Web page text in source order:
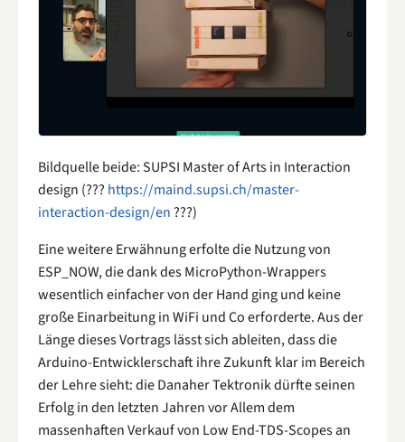
Bildquelle beide: SUPSI Master of Arts in Interaction
design (??? https://maind.supsi.ch/master-
interaction-design/en???)
Eine weitere Erwähnung erfolte die Nutzung von
ESP_NOW, die dank des MicroPython-Wrappers
wesentlich einfacher von der Hand ging und keine
große Einarbeitung in WiFi und Co erforderte. Aus der
Länge dieses Vortrags lässt sich ableiten, dass die
Arduino-Entwicklerschaft ihre Zukunft klar im Bereich
der Lehre sieht: die Danaher Tektronik dürfte seinen
Erfolg in den letzten Jahren vor Allem dem
massenhaften Verkauf von Low End-TDS-Scopes an